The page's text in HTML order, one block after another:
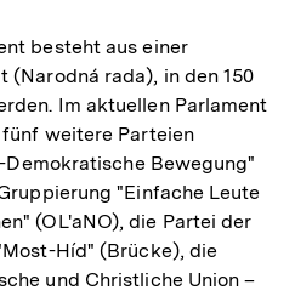
besteht aus einer
(Narodná rada), in den 150
Im aktuellen Parlament
weitere Parteien
Bewegung"
"Einfache Leute
(OL'aNO), die Partei der
Híd" (Brücke), die
und Christliche Union –